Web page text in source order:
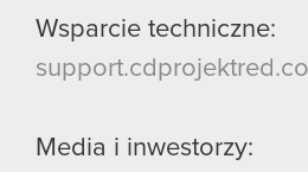
Wsparcie techniczne:
Media i inwestorzy: